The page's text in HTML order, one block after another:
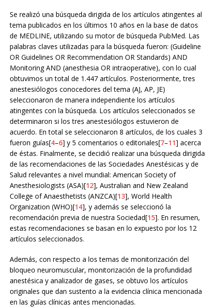
Se realizó una búsqueda dirigida de los artículos atingentes al
tema publicados en los últimos 10 años en la base de datos
de MEDLINE, utilizando su motor de búsqueda PubMed. Las
palabras claves utilizadas para la búsqueda fueron: (Guideline
OR Guidelines OR Recommendation OR Standards) AND
Monitoring AND (anesthesia OR intraoperative), con lo cual
obtuvimos un total de 1.447 artículos. Posteriormente, tres
anestesiólogos conocedores del tema (AJ, AP, JE)
seleccionaron de manera independiente los artículos
atingentes con la búsqueda. Los artículos seleccionados se
determinaron si los tres anestesiólogos estuvieron de
acuerdo. En total se seleccionaron 8 artículos, de los cuales 3
fueron guías[4–6] y 5 comentarios o editoriales[7–11] acerca
de éstas. Finalmente, se decidió realizar una búsqueda dirigida
de las recomendaciones de las Sociedades Anestésicas y de
Salud relevantes a nivel mundial: American Society of
Anesthesiologists (ASA)[12], Australian and New Zealand
College of Anaesthetists (ANZCA)[13], World Health
Organization (WHO)[14], y además se seleccionó la
recomendación previa de nuestra Sociedad[15]. En resumen,
estas recomendaciones se basan en lo expuesto por los 12
artículos seleccionados.
Además, con respecto a los temas de monitorización del
bloqueo neuromuscular, monitorización de la profundidad
anestésica y analizador de gases, se obtuvo los artículos
originales que dan sustento a la evidencia clínica mencionada
en las guías clínicas antes mencionadas.